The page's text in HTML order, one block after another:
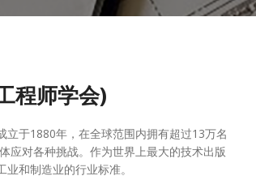
程师学会)
立于1880年，在全球范围内拥有超过13万名
应对各种挑战。作为世界上最大的技术出版
和制造业的行业标准。